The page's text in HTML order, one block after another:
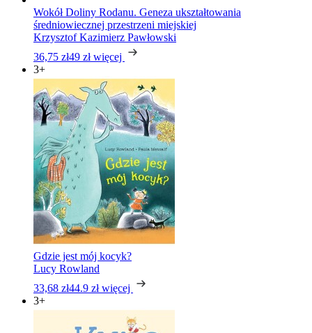
Wokół Doliny Rodanu. Geneza ukształtowania
średniowiecznej przestrzeni miejskiej
Krzysztof Kazimierz Pawłowski
36,75 zł49 zł więcej
3+
Gdzie jest mój kocyk?
Lucy Rowland
33,68 zł44.9 zł więcej
3+